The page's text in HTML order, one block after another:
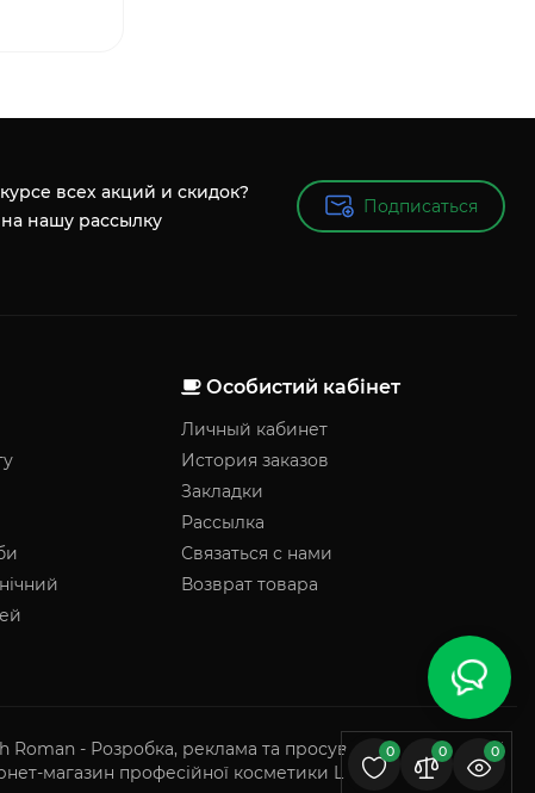
0 0 0
всех акций и скидок?
нашу рассылку
Подписаться
Подписаться
Особистий кабінет
Личный кабинет
История заказов
Закладки
Рассылка
Связаться с нами
Возврат товара
Roman - Розробка, реклама та просування сайтів у ТОП
магазин професійної косметики LuckyBeauty © 2026